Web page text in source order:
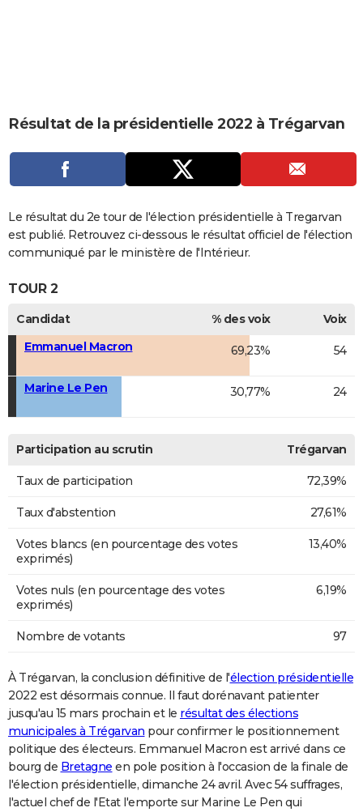
CARTE DE VOEUX
DICTIONNAIRE
Dictionnaire
Biographies
Expressions
Proverbes
PROGRAMME TV
COPAINS D'AVANT
S'inscrire
Se connecter
Lycées
Collèges
Primaires
Universités
Entreprises
Service militaire
Avis de recherche
AVIS DE DÉCÈS
FORUM
Bricolage
Culture
Television
Voyage
Résultat de la présidentielle 2022 à Trégarvan
Le résultat du 2e tour de l'élection présidentielle à Tregarvan
est publié. Retrouvez ci-dessous le résultat officiel de l'élection
communiqué par le ministère de l'Intérieur.
TOUR 2
Candidat % des voix
Voix
Emmanuel Macron
69,23% 54
Marine Le Pen 30,77% 24
Participation au scrutin Trégarvan
Taux de participation 72,39%
Taux d'abstention 27,61%
Votes blancs (en pourcentage des votes
exprimés)
13,40%
Votes nuls (en pourcentage des votes
exprimés)
6,19%
Nombre de votants 97
À Trégarvan, la conclusion définitive de l'élection présidentielle
2022 est désormais connue. Il faut dorénavant patienter
jusqu'au 15 mars prochain et le résultat des élections
municipales à Trégarvan pour confirmer le positionnement
politique des électeurs. Emmanuel Macron est arrivé dans ce
bourg de Bretagne en pole position à l'occasion de la finale de
l'élection présidentielle, dimanche 24 avril. Avec 54 suffrages,
l'actuel chef de l'Etat l'emporte sur Marine Le Pen qui